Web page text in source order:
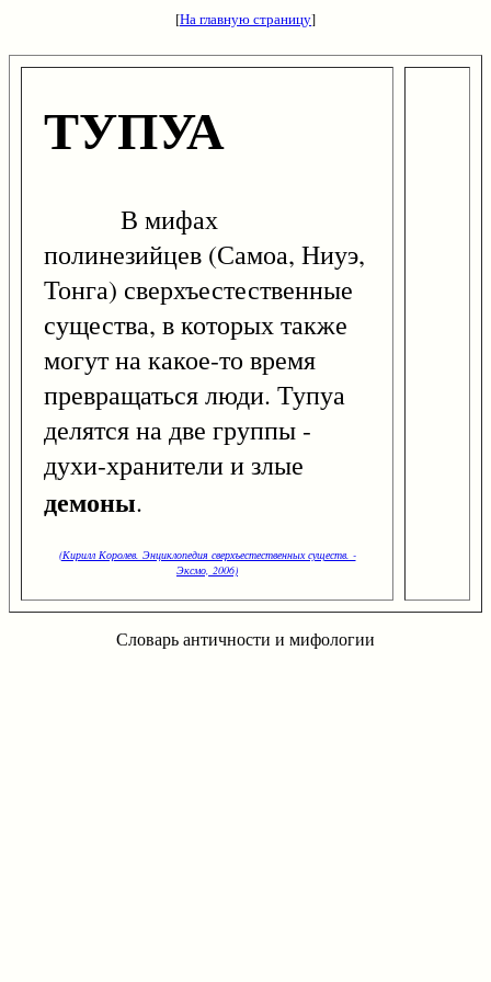
[На главную страницу]
ТУПУА
В мифах
полинезийцев (Самоа, Ниуэ,
Тонга) сверхъестественные
существа, в которых также
могут на какое-то время
превращаться люди. Тупуа
делятся на две группы -
духи-хранители и злые
демоны.
(Кирилл Королев. Энциклопедия сверхъестественных существ. -
Эксмо, 2006)
Словарь античности и мифологии